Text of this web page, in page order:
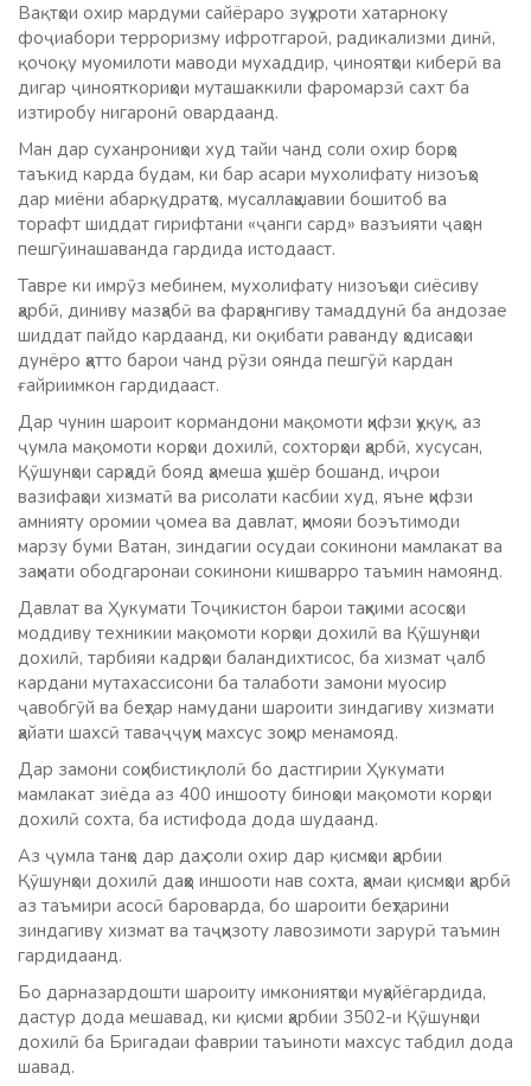
Вақтҳои охир мардуми сайёраро зуҳуроти хатарноку
фоҷиабори терроризму ифротгароӣ, радикализми динӣ,
қочоқу муомилоти маводи мухаддир, ҷиноятҳои киберӣ ва
дигар ҷинояткориҳои муташаккили фаромарзӣ сахт ба
изтиробу нигаронӣ овардаанд.
Ман дар суханрониҳои худ тайи чанд соли охир борҳо
таъкид карда будам, ки бар асари мухолифату низоъҳо
дар миёни абарқудратҳо, мусаллаҳшавии бошитоб ва
торафт шиддат гирифтани «ҷанги сард» вазъияти ҷаҳон
пешгӯинашаванда гардида истодааст.
Тавре ки имрӯз мебинем, мухолифату низоъҳои сиёсиву
ҳарбӣ, диниву мазҳабӣ ва фарҳангиву тамаддунӣ ба андозае
шиддат пайдо кардаанд, ки оқибати раванду ҳодисаҳои
дунёро ҳатто барои чанд рӯзи оянда пешгӯӣ кардан
ғайриимкон гардидааст.
Дар чунин шароит кормандони мақомоти ҳифзи ҳуқуқ, аз
ҷумла мақомоти корҳои дохилӣ, сохторҳои ҳарбӣ, хусусан,
Қӯшунҳои сарҳадӣ бояд ҳамеша ҳушёр бошанд, иҷрои
вазифаҳои хизматӣ ва рисолати касбии худ, яъне ҳифзи
амнияту оромии ҷомеа ва давлат, ҳимояи боэътимоди
марзу буми Ватан, зиндагии осудаи сокинони мамлакат ва
заҳмати ободгаронаи сокинони кишварро таъмин намоянд.
Давлат ва Ҳукумати Тоҷикистон барои таҳкими асосҳои
моддиву техникии мақомоти корҳои дохилӣ ва Қӯшунҳои
дохилӣ, тарбияи кадрҳои баландихтисос, ба хизмат ҷалб
кардани мутахассисони ба талаботи замони муосир
ҷавобгӯй ва беҳтар намудани шароити зиндагиву хизмати
ҳайати шахсӣ таваҷҷуҳи махсус зоҳир менамояд.
Дар замони соҳибистиқлолӣ бо дастгирии Ҳукумати
мамлакат зиёда аз 400 иншооту биноҳои мақомоти корҳои
дохилӣ сохта, ба истифода дода шудаанд.
Аз ҷумла танҳо дар даҳ соли охир дар қисмҳои ҳарбии
Қӯшунҳои дохилӣ даҳҳо иншооти нав сохта, ҳамаи қисмҳои ҳарбӣ
аз таъмири асосӣ бароварда, бо шароити беҳтарини
зиндагиву хизмат ва таҷҳизоту лавозимоти зарурӣ таъмин
гардидаанд.
Бо дарназардошти шароиту имкониятҳои муҳайёгардида,
дастур дода мешавад, ки қисми ҳарбии 3502-и Қӯшунҳои
дохилӣ ба Бригадаи фаврии таъиноти махсус табдил дода
шавад.